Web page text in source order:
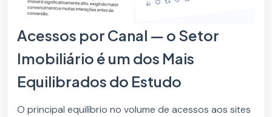
Acessos por Canal — o Setor
Imobiliário é um dos Mais
Equilibrados do Estudo
O principal equilíbrio no volume de acessos aos sites